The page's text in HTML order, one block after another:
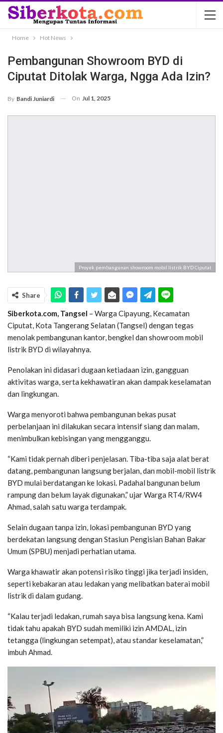
Home Hot News
Pembangunan Showroom BYD di
Ciputat Ditolak Warga, Ngga Ada Izin?
By Bandi Juniardi On Jul 1, 2025
Proyek pembangunan showroom mobil listrik BYD Ciputat
Share
Siberkota.com, Tangsel – Warga Cipayung, Kecamatan
Ciputat, Kota Tangerang Selatan (Tangsel) dengan tegas
menolak pembangunan kantor, bengkel dan showroom mobil
listrik BYD di wilayahnya.
Penolakan ini didasari dugaan ketiadaan izin, gangguan
aktivitas warga, serta kekhawatiran akan dampak keselamatan
dan lingkungan.
Warga menyoroti bahwa pembangunan bekas pusat
perbelanjaan ini dilakukan secara intensif siang dan malam,
menimbulkan kebisingan yang mengganggu.
“Kami tidak pernah diberi penjelasan. Tiba-tiba saja alat berat
datang, pembangunan langsung berjalan, dan mobil-mobil listrik
BYD mulai berdatangan ke lokasi. Padahal bangunan belum
rampung dan belum layak digunakan,” ujar Warga RT4/RW4
Ahmad, salah satu warga terdampak.
Selain dugaan tanpa izin, lokasi pembangunan BYD yang
berdekatan langsung dengan Stasiun Pengisian Bahan Bakar
Umum (SPBU) menjadi perhatian utama.
Warga khawatir akan potensi risiko tinggi jika terjadi insiden,
seperti kebakaran atau ledakan yang melibatkan baterai mobil
listrik di dalam gudang.
“Kalau terjadi ledakan, rumah saya bisa langsung kena. Kami
tidak tahu apakah BYD sudah memiliki izin AMDAL, izin
tetangga (lingkungan setempat), atau standar keselamatan,”
imbuh Ahmad.